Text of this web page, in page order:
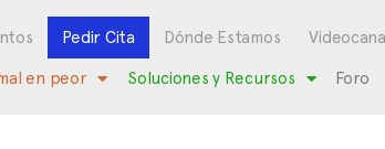
Pedir Cita Dónde Estamos
en peor Soluciones y Recursos Foro